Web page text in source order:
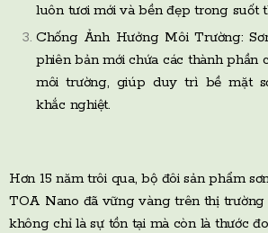
luôn tươi mới và bền đẹp trong suốt
Chống Ảnh Hưởng Môi Trường:
phiên bản mới chứa các thành phần
môi trường, giúp duy trì bề mặt
khắc nghiệt.
Hơn 15 năm trôi qua, bộ đôi sản phẩm
TOA Nano đã vững vàng trên thị trường
không chỉ là sự tồn tại mà còn là thước